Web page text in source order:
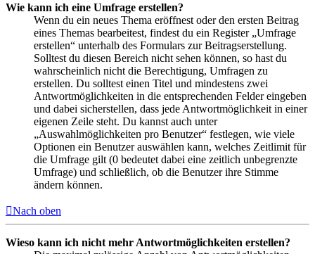
Wie kann ich eine Umfrage erstellen?
Wenn du ein neues Thema eröffnest oder den ersten Beitrag
eines Themas bearbeitest, findest du ein Register „Umfrage
erstellen“ unterhalb des Formulars zur Beitragserstellung.
Solltest du diesen Bereich nicht sehen können, so hast du
wahrscheinlich nicht die Berechtigung, Umfragen zu
erstellen. Du solltest einen Titel und mindestens zwei
Antwortmöglichkeiten in die entsprechenden Felder eingeben
und dabei sicherstellen, dass jede Antwortmöglichkeit in einer
eigenen Zeile steht. Du kannst auch unter
„Auswahlmöglichkeiten pro Benutzer“ festlegen, wie viele
Optionen ein Benutzer auswählen kann, welches Zeitlimit für
die Umfrage gilt (0 bedeutet dabei eine zeitlich unbegrenzte
Umfrage) und schließlich, ob die Benutzer ihre Stimme
ändern können.
Nach oben
Wieso kann ich nicht mehr Antwortmöglichkeiten erstellen?